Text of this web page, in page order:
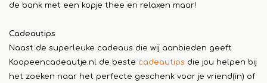
de bank met een kopje thee en relaxen maar!
Cadeautips
Naast de superleuke cadeaus die wij aanbieden geeft
Koopeencadeautje.nl de beste cadeautips die jou helpen bij
het zoeken naar het perfecte geschenk voor je vriend(in) of